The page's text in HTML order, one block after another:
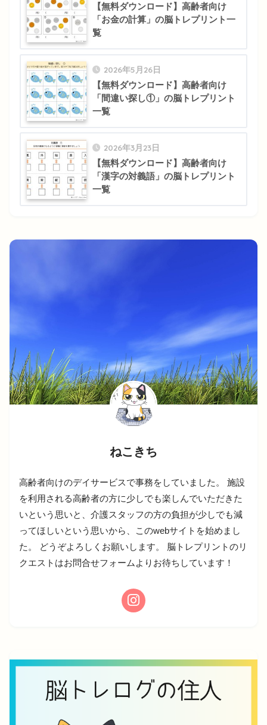
【無料ダウンロード】高齢者向け
「お金の計算」の脳トレプリント一
覧
2026年5月26日
【無料ダウンロード】高齢者向け
「間違い探し①」の脳トレプリント
一覧
2026年3月23日
【無料ダウンロード】高齢者向け
「漢字の対義語」の脳トレプリント
一覧
ねこきち
高齢者向けのデイサービスで事務をしていました。 施設
を利用される高齢者の方に少しでも楽しんでいただきた
いという思いと、介護スタッフの方の負担が少しでも減
ってほしいという思いから、このwebサイトを始めまし
た。 どうぞよろしくお願いします。 脳トレプリントのリ
クエストはお問合せフォームよりお待ちしています！